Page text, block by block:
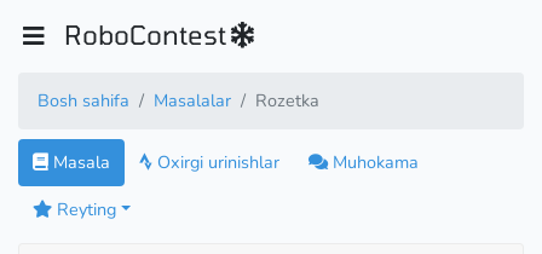
RoboContest
Bosh sahifa Masalalar Rozetka
Masala Oxirgi urinishlar
Muhokama
Reyting